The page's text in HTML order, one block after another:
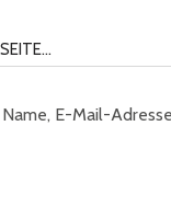
Name, E-Mail-